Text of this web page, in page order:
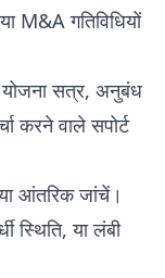
M&A गतिविधियों
योजना सत्र, अनुबंध
करने वाले सपोर्ट
या आंतरिक जांचें।
स्थिति, या लंबी